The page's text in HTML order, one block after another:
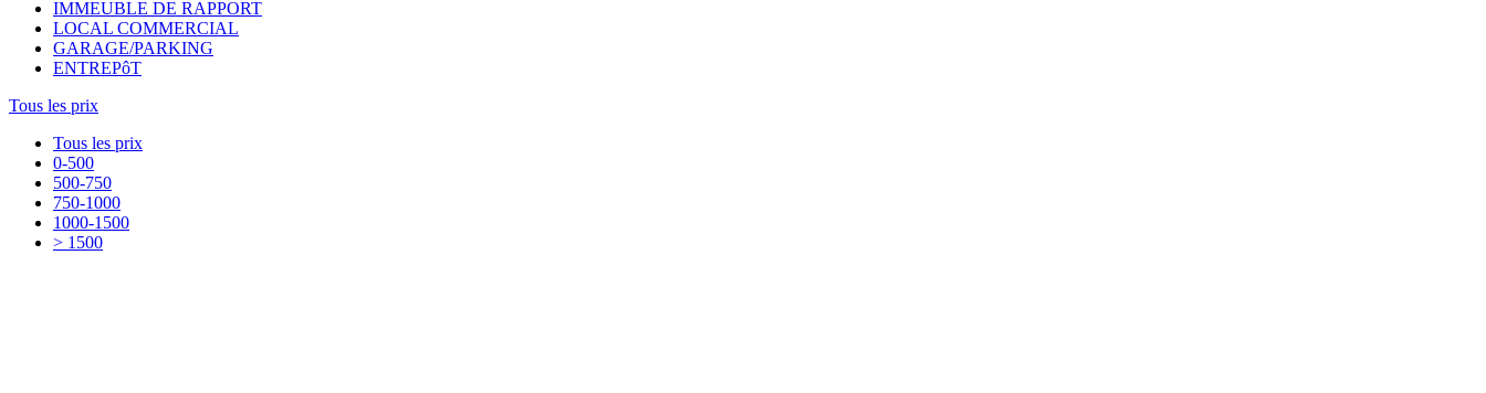
IMMEUBLE DE RAPPORT
LOCAL COMMERCIAL
GARAGE/PARKING
ENTREPôT
Tous les prix
Tous les prix
0-500
500-750
750-1000
1000-1500
> 1500